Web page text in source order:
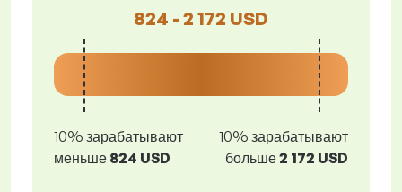
824 - 2 172 USD
10% зарабатывают
меньше 824 USD
10% зарабатывают
больше2 172 USD